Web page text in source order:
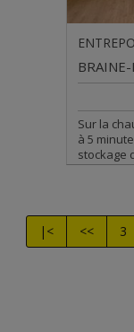
Sur la
à 5
stockage
|< << 3